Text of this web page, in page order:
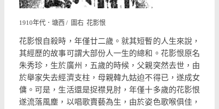
1910年代．塘西 / 圖右 花影恨
花影恨自殺時，年僅廿二歲。就其短暫的人生來說，
其經歷的故事可謂大部份人一生的總和。花影恨原名
朱秀珍，生於廣州，五歲的時候，父親突然去世，由
於舉家失去經濟支柱，母親韓九姑迫不得已，遂成女
傭。可是，生活還是捉襟見肘，年僅十多歲的花影恨
遂流落風塵，以唱歌賣藝為生，由於姿色歌喉俱佳，